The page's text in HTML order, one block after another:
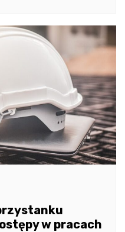
w pracach